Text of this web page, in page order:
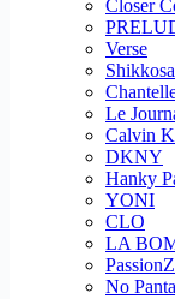
Closer
Verse
Shikkosa
Le
Calvin
DKNY
Hanky
YONI
CLO
LA
No